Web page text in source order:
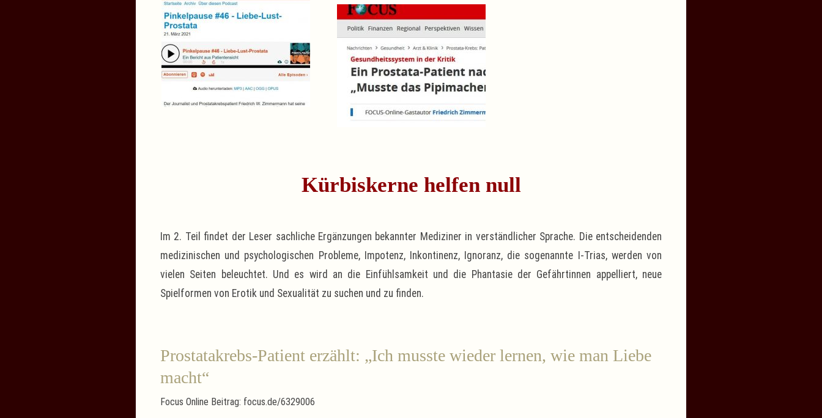
Friedrich W. Zimmermann mit
Urologe Dr. Christoph Pies und
Moderator Jochen Dominicus im
Podcast über seine Erfahrungen als
Prostata-Patient
Kürbiskerne helfen null
Im 2. Teil findet der Leser sachliche Ergänzungen bekannter Mediziner in verständlicher Sprache. Die entscheidenden
medizinischen und psychologischen Probleme, Impotenz, Inkontinenz, Ignoranz, die sogenannte I-Trias, werden von
vielen Seiten beleuchtet. Und es wird an die Einfühlsamkeit und die Phantasie der Gefährtinnen appelliert, neue
Spielformen von Erotik und Sexualität zu suchen und zu finden.
Prostatakrebs-Patient erzählt: „Ich musste wieder lernen, wie man Liebe
macht“
Focus Online Beitrag: focus.de/6329006